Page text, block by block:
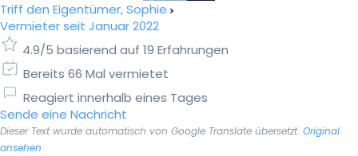
Triff den Eigentümer, Sophie
Vermieter seit Januar 2022
4.9/5 basierend auf 19 Erfahrungen
Bereits 66 Mal vermietet
Reagiert innerhalb eines Tages
Sende eine Nachricht
Dieser Text wurde automatisch von Google Translate übersetzt. Original
ansehen